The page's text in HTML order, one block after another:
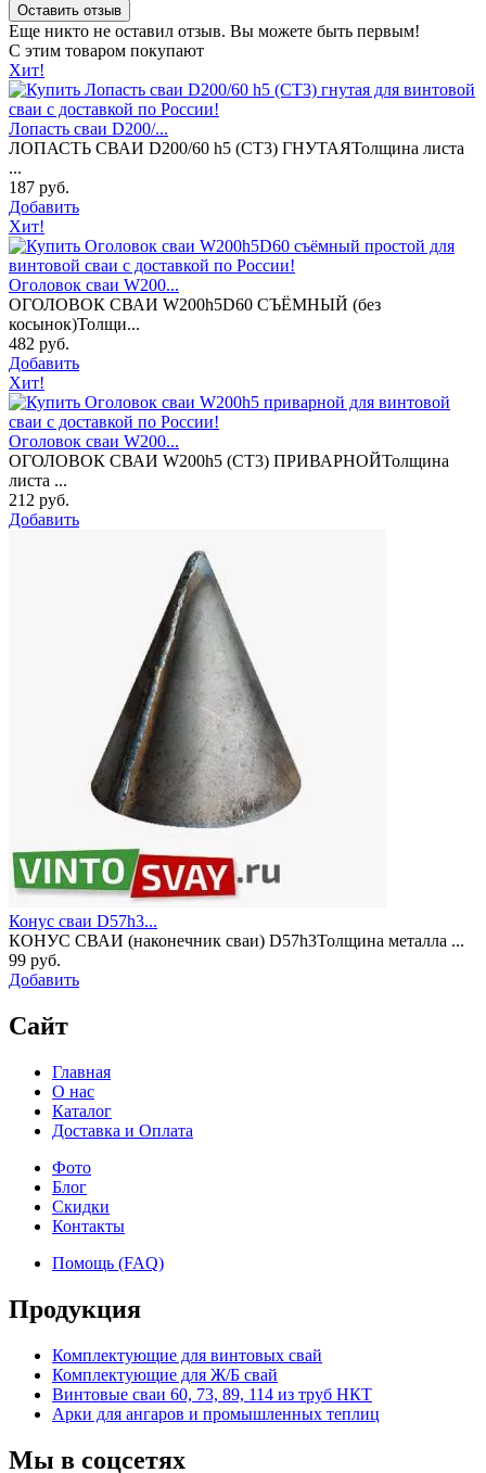
Оставить отзыв
Еще никто не оставил отзыв. Вы можете быть первым!
С этим товаром покупают
Хит!
Лопасть сваи D200/...
ЛОПАСТЬ СВАИ D200/60 h5 (СТ3) ГНУТАЯТолщина листа
...
187 руб.
Добавить
Хит!
Оголовок сваи W200...
ОГОЛОВОК СВАИ W200h5D60 СЪЁМНЫЙ (без
косынок)Толщи...
482 руб.
Добавить
Хит!
Оголовок сваи W200...
ОГОЛОВОК СВАИ W200h5 (СТ3) ПРИВАРНОЙТолщина
листа ...
212 руб.
Добавить
Конус сваи D57h3...
КОНУС СВАИ (наконечник сваи) D57h3Толщина металла ...
99 руб.
Добавить
Сайт
Главная
О нас
Каталог
Доставка и Оплата
Фото
Блог
Скидки
Контакты
Помощь (FAQ)
Продукция
Комплектующие для винтовых свай
Комплектующие для Ж/Б свай
Винтовые сваи 60, 73, 89, 114 из труб НКТ
Арки для ангаров и промышленных теплиц
Мы в соцсетях